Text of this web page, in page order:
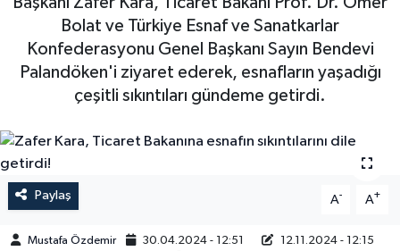
Bolat ve Türkiye Esnaf ve Sanatkarlar
Konfederasyonu Genel Başkanı Sayın Bendevi
Palandöken'i ziyaret ederek, esnafların yaşadığı
çeşitli sıkıntıları gündeme getirdi.
Paylaş A- A+
Mustafa Özdemir 30.04.2024 - 12:51
12.11.2024 - 12:15
Magazin
Duyurular
Kadın
Teknoloji
Akhisar Emlak
Ülke
Duyurular
Tarım-Gıda
Röportaj
Dünya